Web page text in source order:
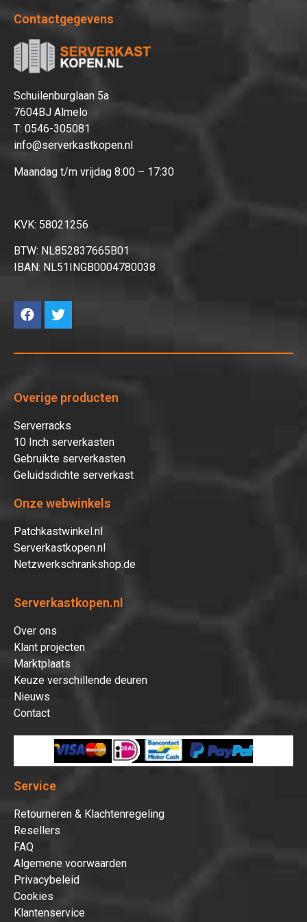
Contactgegevens
Schuilenburglaan 5a
7604BJ Almelo
T: 0546-305081
info@serverkastkopen.nl
Maandag t/m vrijdag 8:00 – 17:30
KVK: 58021256
BTW: NL852837665B01
IBAN: NL51INGB0004780038
Overige producten
Serverracks
10 Inch serverkasten
Gebruikte serverkasten
Geluidsdichte serverkast
Onze webwinkels
Patchkastwinkel.nl
Serverkastkopen.nl
Netzwerkschrankshop.de
Serverkastkopen.nl
Over ons
Klant projecten
Marktplaats
Keuze verschillende deuren
Nieuws
Contact
Service
Retourneren & Klachtenregeling
Resellers
FAQ
Algemene voorwaarden
Privacybeleid
Cookies
Klantenservice